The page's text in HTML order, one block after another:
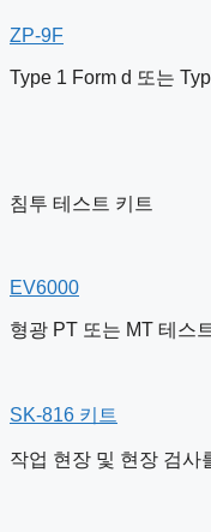
ZP-9F
Type 1 Form d 또는
침투 테스트 키트
EV6000
형광 PT 또는 MT 테스
SK-816 키트
작업 현장 및 현장 검